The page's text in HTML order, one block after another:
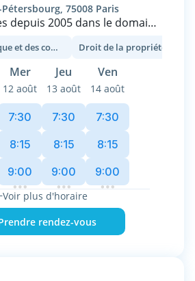
17 ou en visio. Prenez
75008 Paris
depuis 2005 dans le domaine
principalement
de l’innovation dans le
de leur stratégie digitale.
aux enjeux cyber
investissements par une
actifs incorporels (Savoir-
Marque, DNS, Logiciels,
etc.)
des clients &
Droit du numérique et des communications
Mer Jeu Ven
12 août 13 août 14 août
7:30
8:15
9:00
7:30
8:15
9:00
7:30
8:15
9:00
Voir plus d'horaire
rendez-vous